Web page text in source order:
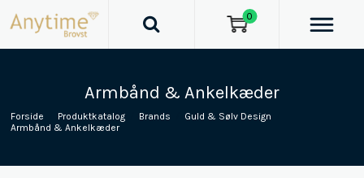
Armbånd & Ankelkæder
Forside Produktkatalog Brands Guld & Sølv Design
Armbånd & Ankelkæder
0